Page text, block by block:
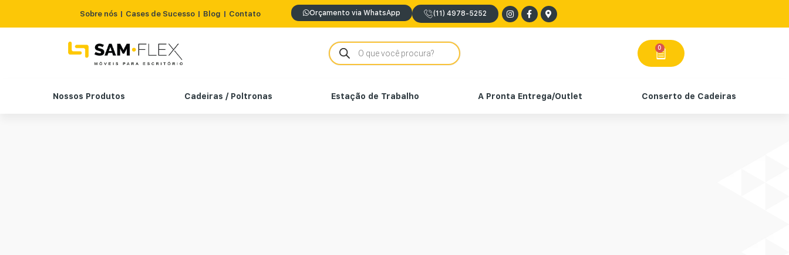
Sobre nós Cases de Sucesso Blog Contato Orçamento via WhatsApp (11) 4978-5252
0
Nossos Produtos Cadeiras / Poltronas Estação de Trabalho A Pronta Entrega/Outlet Conserto de Cadeiras